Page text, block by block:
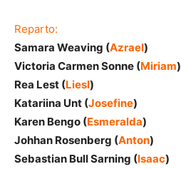
Reparto:
Samara Weaving (Azrael)
Victoria Carmen Sonne (Miriam)
Rea Lest (Liesl)
Katariina Unt (Josefine)
Karen Bengo (Esmeralda)
Johhan Rosenberg (Anton)
Sebastian Bull Sarning (Isaac)